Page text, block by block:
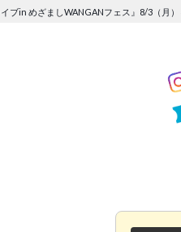
イブin めざましWANGANフェス』8/3（月